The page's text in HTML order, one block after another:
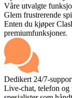
Våre utvalgte
Glem frustrerende
Enten du kjøper
premiumfunksjoner.
Dedikert 24/7-
Live-chat, telefon og